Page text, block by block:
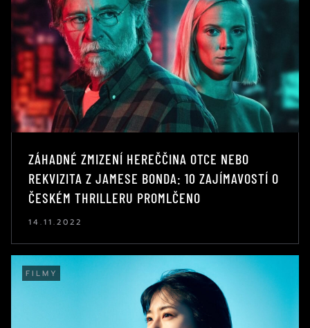
ZÁHADNÉ ZMIZENÍ HEREČČINA OTCE NEBO
REKVIZITA Z JAMESE BONDA: 10 ZAJÍMAVOSTÍ O
ČESKÉM THRILLERU PROMLČENO
14.11.2022
FILMY